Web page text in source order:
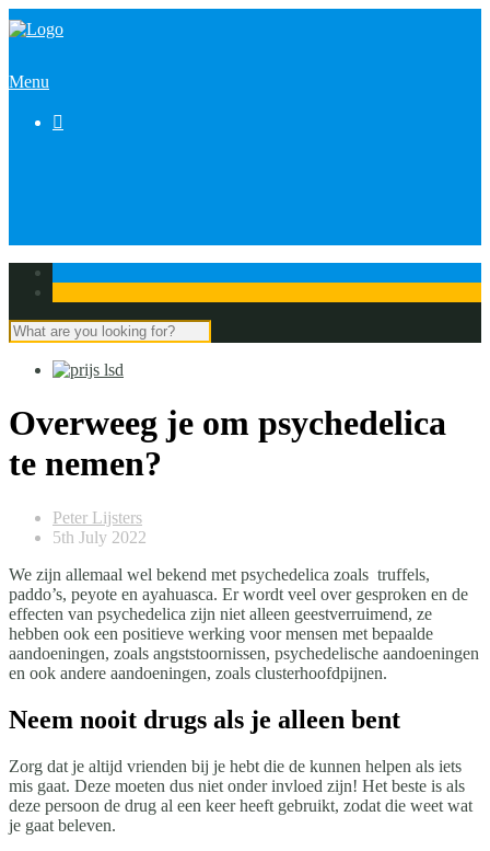
Menu

Overweeg je om psychedelica
te nemen?
Peter Lijsters
5th July 2022
We zijn allemaal wel bekend met psychedelica zoals truffels,
paddo’s, peyote en ayahuasca. Er wordt veel over gesproken en de
effecten van psychedelica zijn niet alleen geestverruimend, ze
hebben ook een positieve werking voor mensen met bepaalde
aandoeningen, zoals angststoornissen, psychedelische aandoeningen
en ook andere aandoeningen, zoals clusterhoofdpijnen.
Neem nooit drugs als je alleen bent
Zorg dat je altijd vrienden bij je hebt die de kunnen helpen als iets
mis gaat. Deze moeten dus niet onder invloed zijn! Het beste is als
deze persoon de drug al een keer heeft gebruikt, zodat die weet wat
je gaat beleven.